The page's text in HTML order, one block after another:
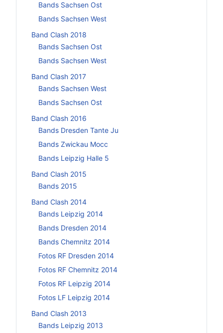
Bands Sachsen Ost
Bands Sachsen West
Band Clash 2018
Bands Sachsen Ost
Bands Sachsen West
Band Clash 2017
Bands Sachsen West
Bands Sachsen Ost
Band Clash 2016
Bands Dresden Tante Ju
Bands Zwickau Mocc
Bands Leipzig Halle 5
Band Clash 2015
Bands 2015
Band Clash 2014
Bands Leipzig 2014
Bands Dresden 2014
Bands Chemnitz 2014
Fotos RF Dresden 2014
Fotos RF Chemnitz 2014
Fotos RF Leipzig 2014
Fotos LF Leipzig 2014
Band Clash 2013
Bands Leipzig 2013